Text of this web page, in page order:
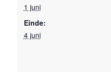
1 juni
Einde:
4 juni